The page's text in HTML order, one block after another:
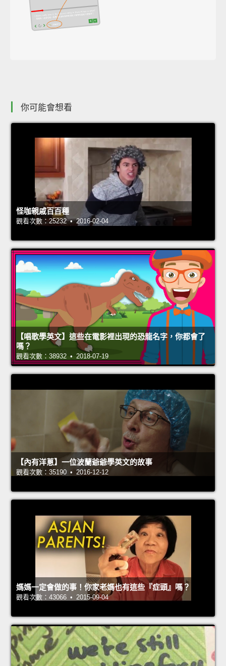
你可能會想看
怪咖親戚百百種
觀看次數：25232 • 2016-02-04
【唱歌學英文】這些在電影裡出現的恐龍名字，你都會了
嗎？
觀看次數：38932 • 2018-07-19
【內有洋蔥】一位波蘭爺爺學英文的故事
觀看次數：35190 • 2016-12-12
媽媽一定會做的事！你家老媽也有這些『症頭』嗎？
觀看次數：43066 • 2015-09-04